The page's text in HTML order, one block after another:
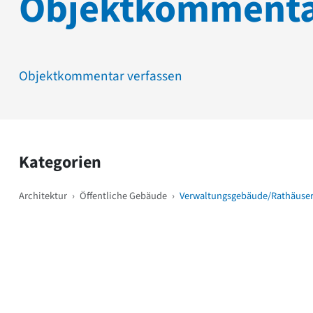
Objektkommentar verfassen
Kategorien
Architektur › Öffentliche Gebäude › Verwaltungsgebäude/Rathäuser